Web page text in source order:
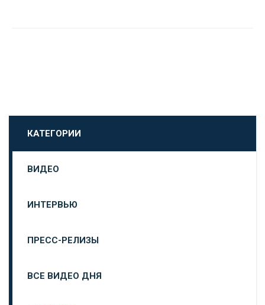
КАТЕГОРИИ
ВИДЕО
ИНТЕРВЬЮ
ПРЕСС-РЕЛИЗЫ
ВСЕ ВИДЕО ДНЯ